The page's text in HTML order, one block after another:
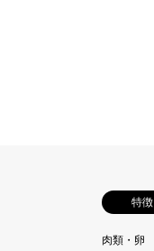
特徴
肉類・卵